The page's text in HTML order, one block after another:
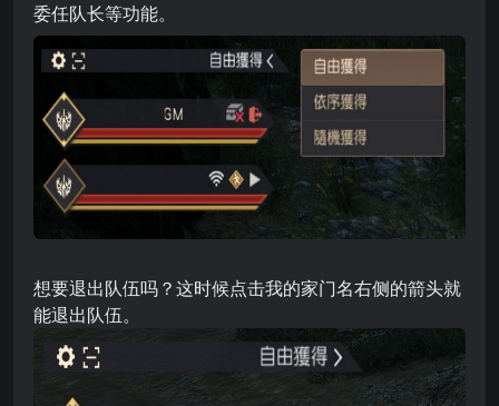
委任队长等功能。
想要退出队伍吗？这时候点击我的家门名右侧的箭头就
能退出队伍。